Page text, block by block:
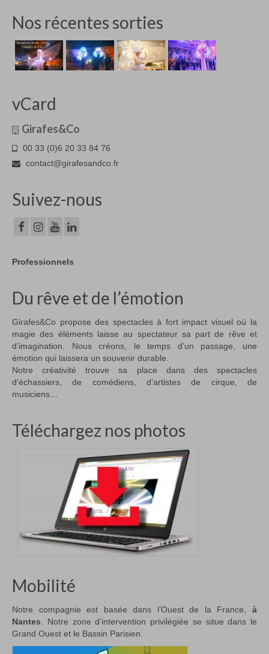
Nos récentes sorties
vCard
Girafes&Co
00 33 (0)6 20 33 84 76
contact@girafesandco.fr
Suivez-nous
Professionnels
Du rêve et de l’émotion
Girafes&Co propose des spectacles à fort impact visuel où la
magie des éléments laisse au spectateur sa part de rêve et
d’imagination. Nous créons, le temps d’un passage, une
émotion qui laissera un souvenir durable.
Notre créativité trouve sa place dans des spectacles
d’échassiers, de comédiens, d’artistes de cirque, de
musiciens…
Téléchargez nos photos
Mobilité
Notre compagnie est basée dans l’Ouest de la France, à
Nantes . Notre zone d’intervention privilégiée se situe dans le
Grand Ouest et le Bassin Parisien.